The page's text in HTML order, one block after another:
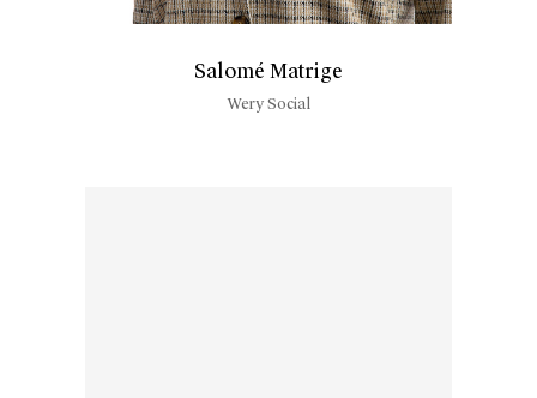
Salomé Matrige
Wery Social